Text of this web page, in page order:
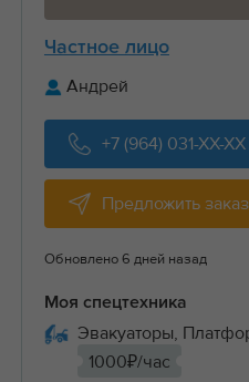
Частное лицо
Андрей
+7 (964) 031-XX-XX
Предложить заказ
Обновлено 6 дней назад
Моя спецтехника
Эвакуаторы,
1000₽/час